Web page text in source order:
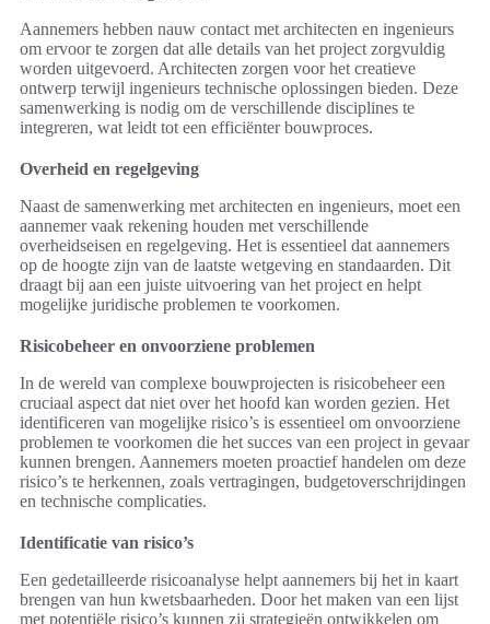
Aannemers hebben nauw contact met architecten en ingenieurs
om ervoor te zorgen dat alle details van het project zorgvuldig
worden uitgevoerd. Architecten zorgen voor het creatieve
ontwerp terwijl ingenieurs technische oplossingen bieden. Deze
samenwerking is nodig om de verschillende disciplines te
integreren, wat leidt tot een efficiënter bouwproces.
Overheid en regelgeving
Naast de samenwerking met architecten en ingenieurs, moet een
aannemer vaak rekening houden met verschillende
overheidseisen en regelgeving. Het is essentieel dat aannemers
op de hoogte zijn van de laatste wetgeving en standaarden. Dit
draagt bij aan een juiste uitvoering van het project en helpt
mogelijke juridische problemen te voorkomen.
Risicobeheer en onvoorziene problemen
In de wereld van complexe bouwprojecten is risicobeheer een
cruciaal aspect dat niet over het hoofd kan worden gezien. Het
identificeren van mogelijke risico’s is essentieel om onvoorziene
problemen te voorkomen die het succes van een project in gevaar
kunnen brengen. Aannemers moeten proactief handelen om deze
risico’s te herkennen, zoals vertragingen, budgetoverschrijdingen
en technische complicaties.
Identificatie van risico’s
Een gedetailleerde risicoanalyse helpt aannemers bij het in kaart
brengen van hun kwetsbaarheden. Door het maken van een lijst
met potentiële risico’s kunnen zij strategieën ontwikkelen om